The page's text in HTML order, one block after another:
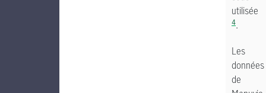
utilisée
4.
Les
données
de